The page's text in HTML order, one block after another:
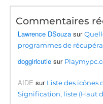
Commentaires
Lawrence DSouza sur
programmes de
doggirlcutie sur
AIDE sur Liste des icônes
Signification, liste (Haut